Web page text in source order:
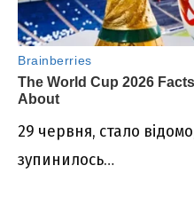
29 червня, стало
зупинилось…